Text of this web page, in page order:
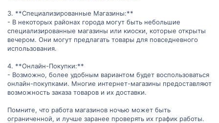
3. **Специализированные Магазины:**
- В некоторых районах города могут быть небольшие
специализированные магазины или киоски, которые открыты
вечером. Они могут предлагать товары для повседневного
использования.
4. **Онлайн-Покупки:**
- Возможно, более удобным вариантом будет воспользоваться
онлайн-покупками. Многие интернет-магазины предоставляют
возможность заказа товаров и их доставки.
Помните, что работа магазинов ночью может быть
ограниченной, и лучше заранее проверять их график работы.